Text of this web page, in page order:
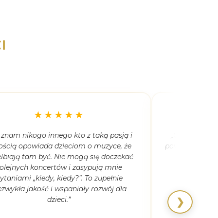
★★★★★
znam nikogo innego kto z taką pasją i
opowiada dzieciom o muzyce, że
tam być. Nie mogą się doczekać
koncertów i zasypują mnie
„kiedy, kiedy?”. To zupełnie
jakość i wspaniały rozwój dla
dzieci.”
powiedziała,
❯